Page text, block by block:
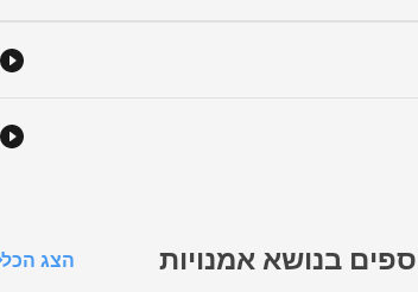
kan forene den sorte og hvide
unge og ældre generation. Det
serie, der fortæller om Elvis' liv
בנושא אמנויות הצג הכל